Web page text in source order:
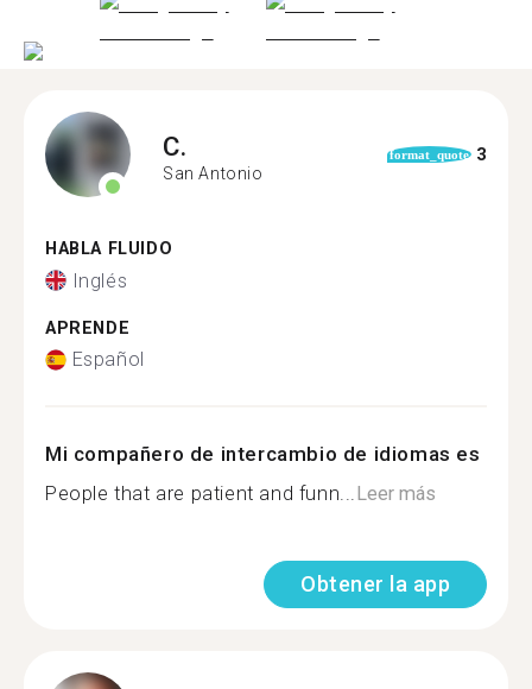
C.
San Antonio
format_quote 3
HABLA FLUIDO
Inglés
APRENDE
Español
Mi compañero de intercambio de idiomas es
People that are patient and funn...Leer más
Obtener la app